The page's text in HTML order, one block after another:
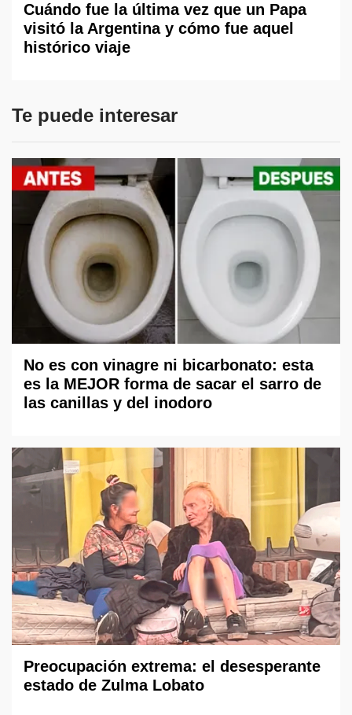
Cuándo fue la última vez que un Papa
visitó la Argentina y cómo fue aquel
histórico viaje
Te puede interesar
No es con vinagre ni bicarbonato: esta
es la MEJOR forma de sacar el sarro de
las canillas y del inodoro
Preocupación extrema: el desesperante
estado de Zulma Lobato